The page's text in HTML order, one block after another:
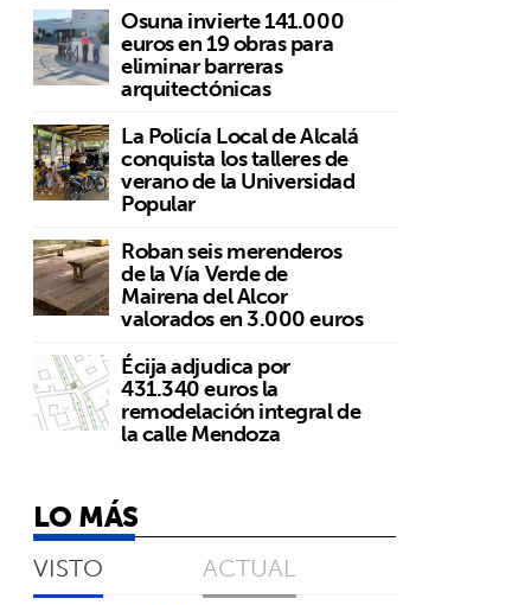
Osuna invierte 141.000
euros en 19 obras para
eliminar barreras
arquitectónicas
La Policía Local de Alcalá
conquista los talleres de
verano de la Universidad
Popular
Roban seis merenderos
de la Vía Verde de
Mairena del Alcor
valorados en 3.000 euros
Écija adjudica por
431.340 euros la
remodelación integral de
la calle Mendoza
LO MÁS
VISTO ACTUAL